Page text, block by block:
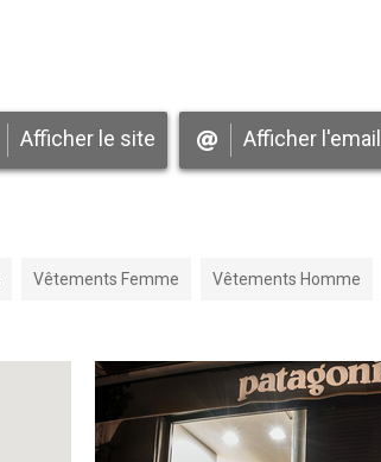
Afficher le site Afficher l'email
Vêtements Femme Vêtements Homme